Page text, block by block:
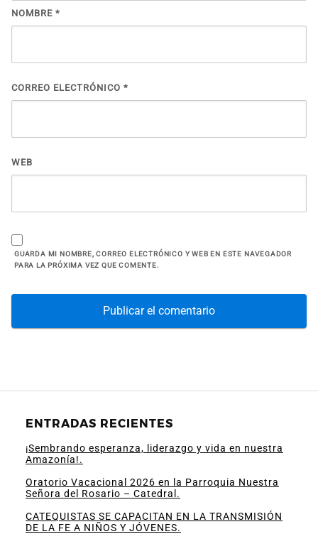
NOMBRE *
CORREO ELECTRÓNICO *
WEB
GUARDA MI NOMBRE, CORREO ELECTRÓNICO Y WEB EN ESTE NAVEGADOR
PARA LA PRÓXIMA VEZ QUE COMENTE.
ENTRADAS RECIENTES
¡Sembrando esperanza, liderazgo y vida en nuestra
Amazonía!.
Oratorio Vacacional 2026 en la Parroquia Nuestra
Señora del Rosario – Catedral.
CATEQUISTAS SE CAPACITAN EN LA TRANSMISIÓN
DE LA FE A NIÑOS Y JÓVENES.